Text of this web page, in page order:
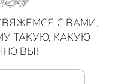
С ВАМИ,
ТАКУЮ, КАКУЮ
ВЫ!